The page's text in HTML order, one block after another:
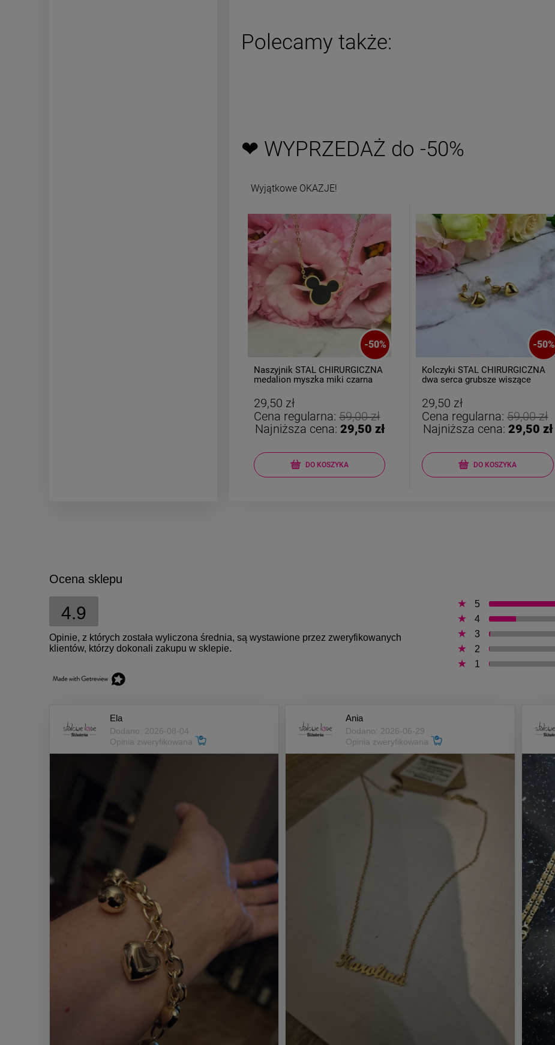
Polecamy także:
❤ WYPRZEDAŻ do -50%
Wyjątkowe OKAZJE!
-50%
Naszyjnik STAL CHIRURGICZNA
medalion myszka miki czarna
29,50 zł
Cena regularna:59,00 zł
Najniższa cena: 29,50 zł
DO KOSZYKA
-50%
Kolczyki STAL CHIRURGICZNA
dwa serca grubsze wiszące
29,50 zł
Cena regularna:59,00 zł
Najniższa cena: 29,50 zł
DO KOSZYKA
Ocena sklepu
4.9
Opinie, z których została wyliczona średnia, są wystawione przez zweryfikowanych
klientów, którzy dokonali zakupu w sklepie.
5
4
3
2
1
Ela
Dodano: 2026-08-04
Opinia zweryfikowana
Ania
Dodano: 2026-06-29
Opinia zweryfikowana